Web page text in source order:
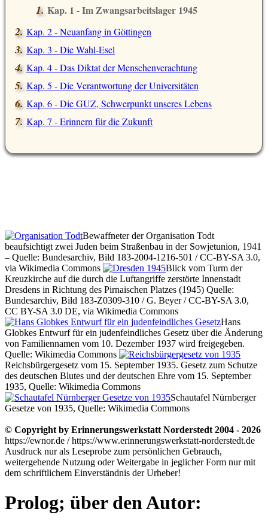
Kap. 1 - Im Zwangsarbeitslager 1945
Kap. 2 - Neuanfang in Göttingen
Kap. 3 - Die Wahl-Esel
Kap. 4 - Das Diktat der Menschenverachtung
Kap. 5 - Die Verantwortung der Universitäten
Kap. 6 - Die GUZ, Schwerpunkt unseres Lebens
Kap. 7 - Erinnern für die Zukunft
Bewaffneter der Organisation Todt
beaufsichtigt zwei Juden beim Straßenbau in der Sowjetunion, 1941
– Quelle: Bundesarchiv, Bild 183-2004-1216-501 / CC-BY-SA 3.0,
via Wikimedia Commons
Blick vom Turm der
Kreuzkirche auf die durch die Luftangriffe zerstörte Innenstadt
Dresdens in Richtung des Pirnaischen Platzes (1945) Quelle:
Bundesarchiv, Bild 183-Z0309-310 / G. Beyer / CC-BY-SA 3.0,
CC BY-SA 3.0 DE, via Wikimedia Commons
Hans
Globkes Entwurf für ein judenfeindliches Gesetz über die Änderung
von Familiennamen vom 10. Dezember 1937 wird freigegeben.
Quelle: Wikimedia Commons
Reichsbürgergesetz vom 15. September 1935. Gesetz zum Schutze
des deutschen Blutes und der deutschen Ehre vom 15. September
1935, Quelle: Wikimedia Commons
Schautafel Nürnberger
Gesetze von 1935, Quelle: Wikimedia Commons
© Copyright by Erinnerungswerkstatt Norderstedt 2004 - 2026
https://ewnor.de / https://www.erinnerungswerkstatt-norderstedt.de
Ausdruck nur als Leseprobe zum persönlichen Gebrauch,
weitergehende Nutzung oder Weitergabe in jeglicher Form nur mit
dem schriftlichem Einverständnis der Urheber!
Prolog; über den Autor: